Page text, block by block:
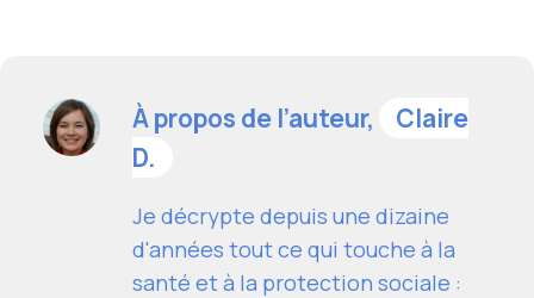
À propos de l’auteur,
Claire
D.
Je décrypte depuis une dizaine
d'années tout ce qui touche à la
santé et à la protection sociale :